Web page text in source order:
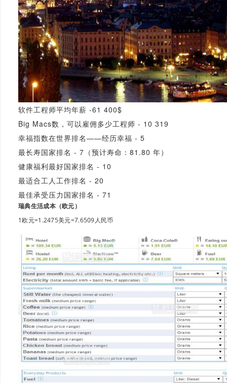
软件工程师平均年薪 -61 400$
Big Macs数，可以雇佣多少工程师 - 10 319
幸福指数在世界排名——经历幸福 - 5
最长寿国家排名 - 7（预计寿命：81.80 年）
健康福利最好国家排名 - 10
最适合工人工作排名 - 20
最佳承受压力国家排名 - 71
瑞典生活成本（欧元）
1欧元=1.2475美元=7.6509人民币